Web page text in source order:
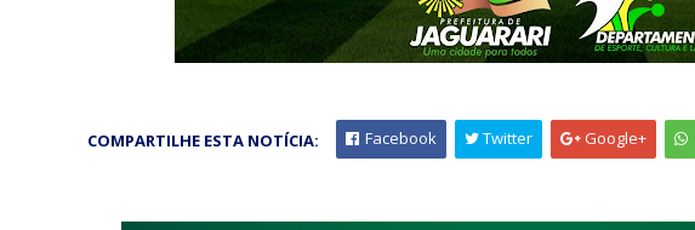
COMPARTILHE ESTA NOTÍCIA: Facebook Twitter Google+